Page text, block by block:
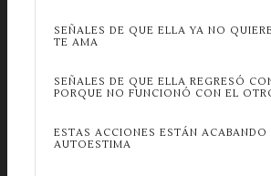
SEÑALES DE QUE ELLA YA NO
TE AMA
SEÑALES DE QUE ELLA REGRESÓ
PORQUE NO FUNCIONÓ CON EL
ESTAS ACCIONES ESTÁN ACABANDO
AUTOESTIMA